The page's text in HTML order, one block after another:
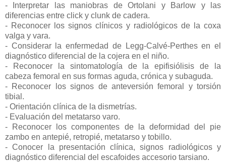
- Interpretar las maniobras de Ortolani y Barlow y las
diferencias entre click y clunk de cadera.
- Reconocer los signos clínicos y radiológicos de la coxa
valga y vara.
- Considerar la enfermedad de Legg-Calvé-Perthes en el
diagnóstico diferencial de la cojera en el niño.
- Reconocer la sintomatología de la epifisiólisis de la
cabeza femoral en sus formas aguda, crónica y subaguda.
- Reconocer los signos de anteversión femoral y torsión
tibial.
- Orientación clínica de la dismetrías.
- Evaluación del metatarso varo.
- Reconocer los componentes de la deformidad del pie
zambo en antepié, retropié, metatarso y tobillo.
- Conocer la presentación clínica, signos radiológicos y
diagnóstico diferencial del escafoides accesorio tarsiano.